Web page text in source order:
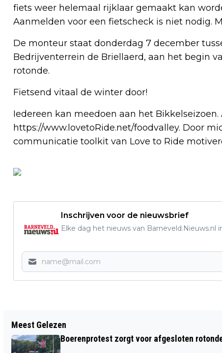
fiets weer helemaal rijklaar gemaakt kan
Aanmelden voor een fietscheck is niet nodig.
De monteur staat donderdag 7 december
Bedrijventerrein de Briellaerd, aan het begin
rotonde.
Fietsend vitaal de winter door!
Iedereen kan meedoen aan het
https://www.lovetoRide.net/foodvalley. Door
communicatie toolkit van Love to Ride
Inschrijven voor de nieuwsbrief
Elke dag het nieuws van Barneveld.Nieuws.nl
VERGADERING PROVINCIALE STATEN
OVER HET WORLD FOOD CENTER
Meest Gelezen
Boerenprotest zorgt voor afgesloten